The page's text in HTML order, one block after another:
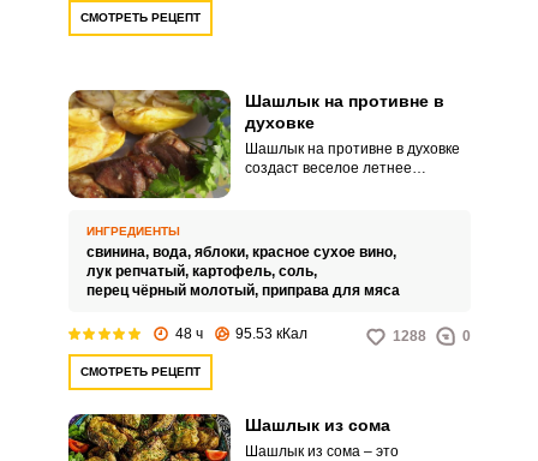
СМОТРЕТЬ РЕЦЕПТ
Шашлык на противне в
духовке
Шашлык на противне в духовке
создаст веселое летнее
мариноваться оно будет
классическим способом.
ИНГРЕДИЕНТЫ
свинина, вода, яблоки, красное сухое вино,
лук репчатый, картофель, соль,
перец чёрный молотый, приправа для мяса
48 ч 95.53 кКал 1288 0
СМОТРЕТЬ РЕЦЕПТ
Шашлык из сома
Шашлык из сома – это
Запомнить меня
ВХОД
Забыли пароль?